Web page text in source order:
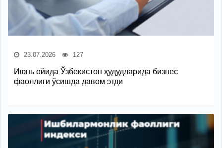
23.07.2026 127
Июнь ойида Ўзбекистон ҳудудларида бизнес
фаоллиги ўсишда давом этди